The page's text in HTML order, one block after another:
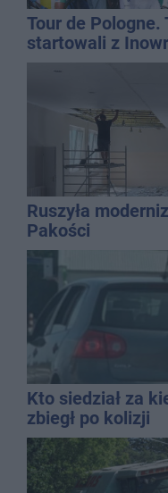
Tour de
startowali z
Ruszyła
Pakości
Kto siedział za
zbiegł po kolizji